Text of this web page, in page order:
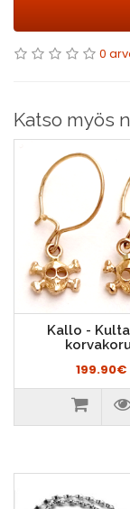
0
Katso myös
Kallo -
199.90€